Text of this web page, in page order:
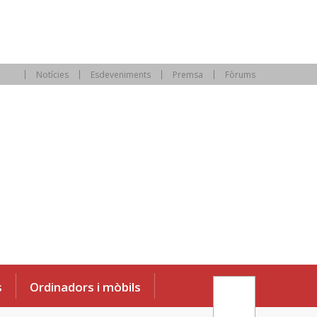
Notícies Esdeveniments Premsa Fòrums
Ordinadors i mòbils